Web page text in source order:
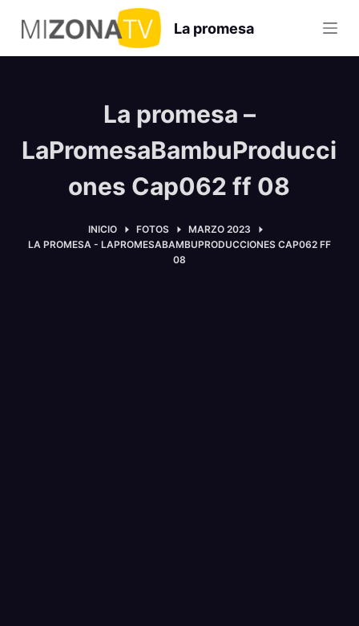
S
a
l
La promesa
La promesa –
LaPromesaBambuProducci
ones Cap062 ff 08
INICIO FOTOS
MARZO 2023
LA PROMESA - LAPROMESABAMBUPRODUCCIONES CAP062 FF
08